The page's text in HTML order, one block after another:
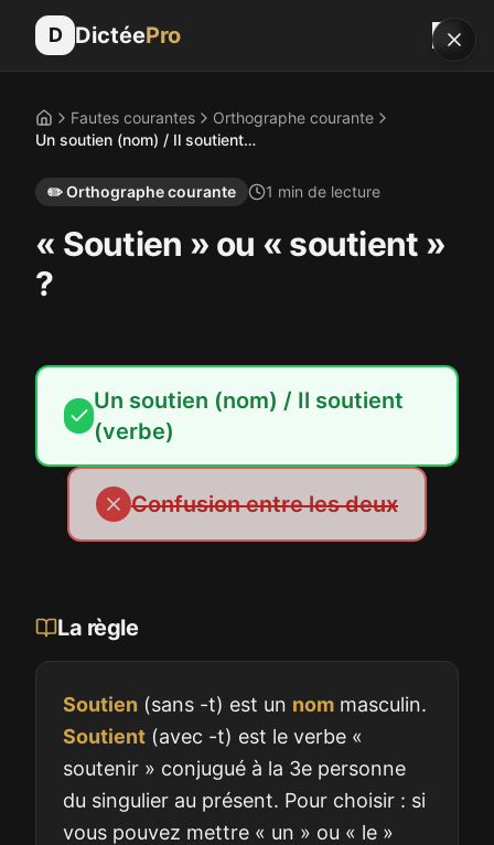
D DictéePro
AccueilFautes courantes
Orthographe courante
Un soutien (nom) / Il soutient (verbe)
✏️Orthographe courante 1 min de lecture
« Soutien » ou « soutient »
?
Un soutien (nom) / Il soutient
(verbe)
Confusion entre les deux
La règle
Soutien (sans -t) est un nom masculin.
Soutient (avec -t) est le verbe «
soutenir » conjugué à la 3e personne
du singulier au présent. Pour choisir : si
vous pouvez mettre « un » ou « le »